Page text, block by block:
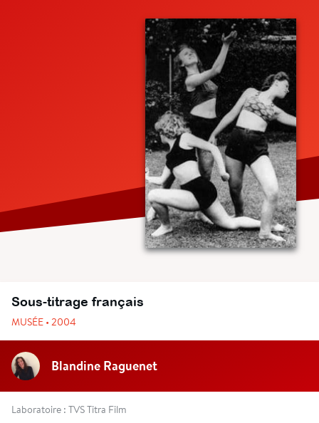
Sous-titrage français
MUSÉE • 2004
Blandine Raguenet
Laboratoire : TVS Titra Film